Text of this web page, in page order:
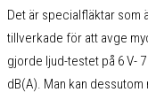
Det är specialfläktar som
tillverkade för att avge
gjorde ljud-testet på 6 V-
dB(A). Man kan